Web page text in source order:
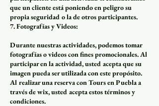
que un cliente está poniendo en peligro su
propia seguridad o la de otros participantes.
7. Fotografías y Videos:
Durante nuestras actividades, podemos tomar
fotografías o videos con fines promocionales. Al
participar en la actividad, usted acepta que su
imagen pueda ser utilizada con este propósito.
Al realizar una reserva con Tours en Puebla a
través de wix, usted acepta estos términos y
condiciones.